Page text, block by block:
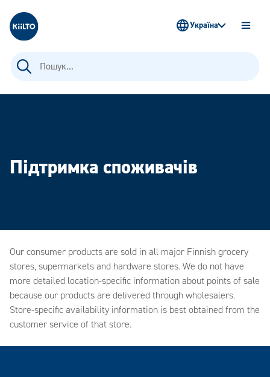
Kiilto Ukraine
Пошук:
OPEN
Україна
Підтримка споживачів
Our consumer products are sold in all major Finnish grocery
stores, supermarkets and hardware stores. We do not have
more detailed location-specific information about points of sale
because our products are delivered through wholesalers.
Store-specific availability information is best obtained from the
customer service of that store.